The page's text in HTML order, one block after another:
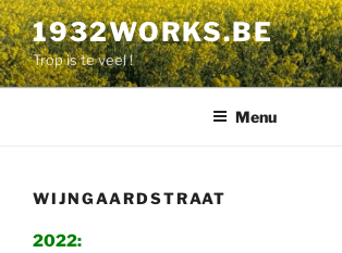
Naar
de
inhoud
overgaan
1932WORKS.BE
Trop is te veel !
Menu
WIJNGAARDSTRAAT
2022: